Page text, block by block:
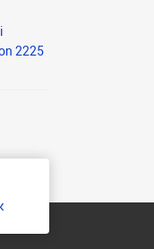
2225